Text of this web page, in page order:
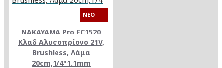
NEO
NAKAYAMA Pro EC1520
Κλαδ Αλυσοπρίονο 21V,
Brushless, Λάμα
20cm,1/4"1.1mm